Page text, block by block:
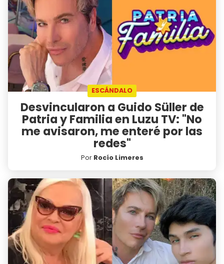
ESCÁNDALO
Desvincularon a Guido Süller de
Patria y Familia en Luzu TV: "No
me avisaron, me enteré por las
redes"
Por Rocío Limeres